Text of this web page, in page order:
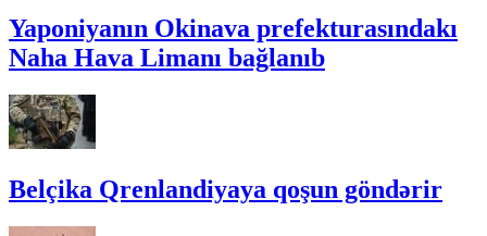
Yaponiyanın Okinava prefekturasındakı
Naha Hava Limanı bağlanıb
Belçika Qrenlandiyaya qoşun göndərir